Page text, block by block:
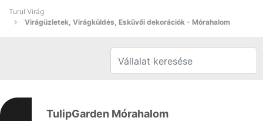
Turul Virág
Virágüzletek, Virágküldés, Esküvői dekorációk - Mórahalom
TulipGarden Mórahalom